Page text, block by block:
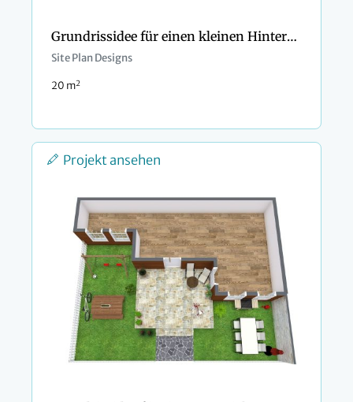
Grundrissidee für einen kleinen Hinterhof
Site Plan Designs
20 m2
Projekt ansehen